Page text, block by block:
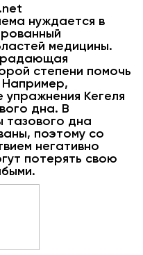
нуждается в
медицины.
степени помочь
Например,
упражнения Кегеля
дна. В
тазового дна
поэтому со
негативно
потерять свою